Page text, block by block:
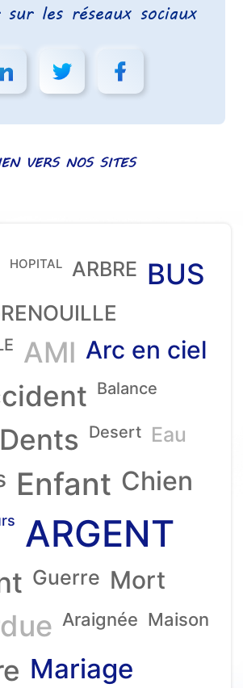
les réseaux sociaux
VERS NOS SITES
HOPITAL ARBRE BUS
AMI Arc en ciel
Balance
Dents Desert Eau
Enfant Chien
ARGENT
Guerre Mort
Araignée Maison
Mariage